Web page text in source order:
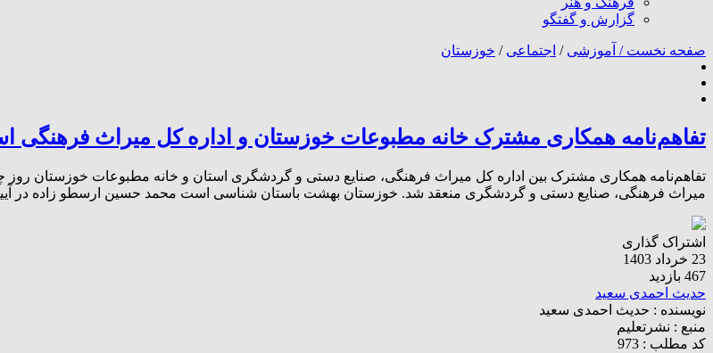
گزارش و گفتگو
صفحه نخست / آموزشی / اجتماعی / خوزستان
تفاهم‌نامه همکاری مشترک خانه مطبوعات خوزستان و اداره کل میراث فرهنگی
تفاهم‌نامه همکاری مشترک بین اداره کل میراث فرهنگی، صنایع دستی و گردشگری استان و خانه مطبوعات خوزستان روز
میراث فرهنگی، صنایع دستی و گردشگری منعقد شد. خوزستان بهشت باستان شناسی است محمد حسین ارسطو زاده در
اشتراک گذاری
23 خرداد 1403
467 بازدید
حدیث احمدی سعید
نویسنده : حدیث احمدی سعید
منبع : نشرتعلیم
کد مطلب : 973